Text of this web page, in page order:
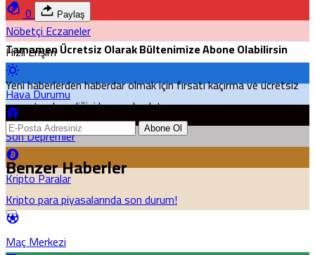
Nöbetçi Eczaneler
Hızlı Erişim
Hava Durumu
Son Depremler
Kripto Paralar
Kripto para piyasalarında son durum!
Maç Merkezi
0 Paylaş
Tamamen Ücretsiz Olarak Bültenimize Abone Olabilirsin
Yeni haberlerden haberdar olmak için fırsatı kaçırma ve ücretsiz
e-posta aboneliğini hemen başlat.
Abone Ol
Benzer Haberler